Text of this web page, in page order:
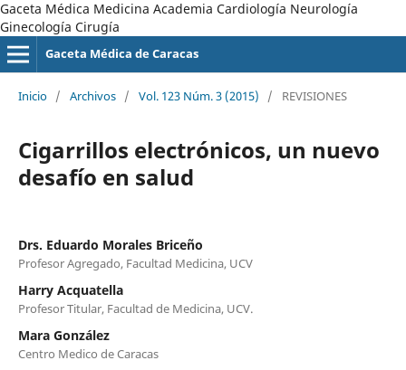
Gaceta Médica Medicina Academia Cardiología Neurología
Ginecología Cirugía
Gaceta Médica de Caracas
Inicio / Archivos / Vol. 123 Núm. 3 (2015) / REVISIONES
Cigarrillos electrónicos, un nuevo
desafío en salud
Drs. Eduardo Morales Briceño
Profesor Agregado, Facultad Medicina, UCV
Harry Acquatella
Profesor Titular, Facultad de Medicina, UCV.
Mara González
Centro Medico de Caracas